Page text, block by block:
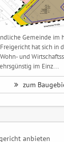
Gemeinde im
hat sich in
und
im Einz...
zum
anbieten